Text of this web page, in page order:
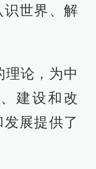
世界、解
论，为中
建设和改
展提供了